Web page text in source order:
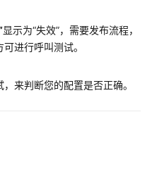
显示为“失效”，需要发布流程，
进行呼叫测试。
来判断您的配置是否正确。